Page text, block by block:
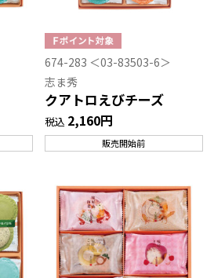
674-283 ＜03-83503-6＞
志ま秀
クアトロえびチーズ
税込 2,160円
販売開始前